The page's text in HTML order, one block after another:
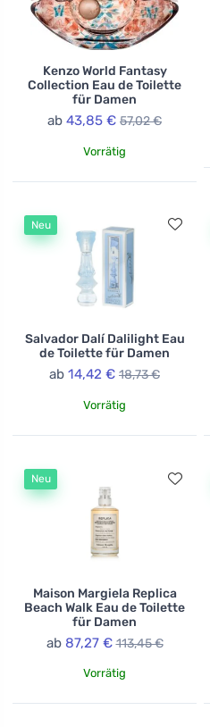
Kenzo World Fantasy
Collection Eau de Toilette
für Damen
ab 43,85 € 57,02 €
Vorrätig
Neu
Salvador Dalí Dalilight Eau
de Toilette für Damen
ab 14,42 € 18,73 €
Vorrätig
Neu
Maison Margiela Replica
Beach Walk Eau de Toilette
für Damen
ab 87,27 € 113,45 €
Vorrätig